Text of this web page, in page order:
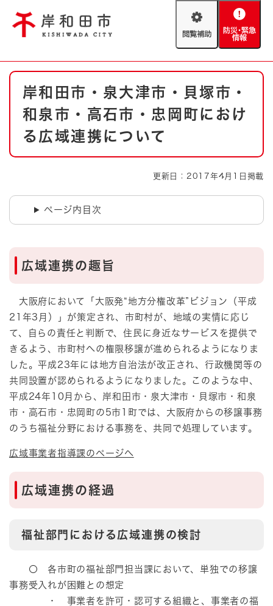
閲
助
防
緊
情
報
やさしい日本語
文字サイズ 標準 拡大
防災・緊急情報 救急・消防
ハザードマップ AED設置箇所
本
岸和田市・泉大津市・貝塚市・
和泉市・高石市・忠岡町におけ
る広域連携について
更新日：2017年4月1日掲載
ページ内目次
広域連携の趣旨
大阪府において「大阪発“地方分権改革”ビジョン（平成
21年3月）」が策定され、市町村が、地域の実情に応じ
て、自らの責任と判断で、住民に身近なサービスを提供で
きるよう、市町村への権限移譲が進められるようになりま
した。平成23年には地方自治法が改正され、行政機関等の
共同設置が認められるようになりました。このような中、
平成24年10月から、岸和田市・泉大津市・貝塚市・和泉
市・高石市・忠岡町の5市1町では、大阪府からの移譲事務
のうち福祉分野における事務を、共同で処理しています。
広域事業者指導課のページへ
広域連携の経過
福祉部門における広域連携の検討
〇 各市町の福祉部門担当課において、単独での移譲
事務受入れが困難との想定
・ 事業者を許可・認可する組織と、事業者の福